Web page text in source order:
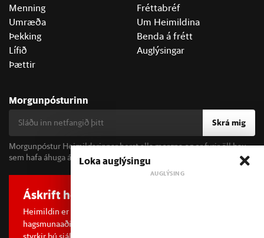
Menning
Umræða
Þekking
Lífið
Þættir
Fréttabréf
Um Heimildina
Benda á frétt
Auglýsingar
Morgunpósturinn
Skrá mig
Morgunpóstur Heimildarinnar berst alla morgna og er fyrir öll þau
sem hafa áhuga á fréttum og þjóðfélagsumræðu.
Áskrift hefur áhrif
Heimildin er í dreifðu eignarhaldi og óháð
hagsmunaaðilum. Með því að kaupa áskrift að Heimildinni
Loka auglýsingu